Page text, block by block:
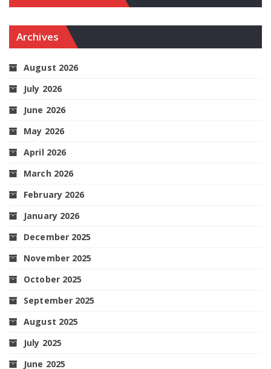
Archives
August 2026
July 2026
June 2026
May 2026
April 2026
March 2026
February 2026
January 2026
December 2025
November 2025
October 2025
September 2025
August 2025
July 2025
June 2025